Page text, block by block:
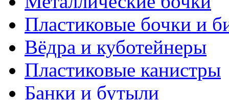
Пластиковые бочки и
Вёдра и куботейнеры
Пластиковые канистры
Банки и бутыли